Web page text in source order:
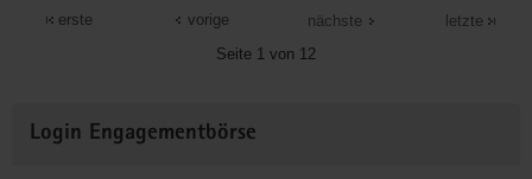
erste
vorige
Seite 1 von 12
nächste letzte
Informationen
Login Engagementbörse